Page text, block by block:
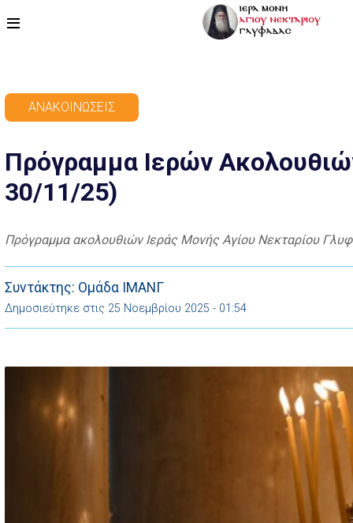
ΒΙΝΤΕΟ
ΕΠΙΚΟΙΝΩΝΙΑ
ΑΝΑΚΟΙΝΏΣΕΙΣ
Πρόγραμμα Ιερών
30/11/25)
Πρόγραμμα ακολουθιών Ιεράς Μονής Αγίου Νεκταρίου
Συντάκτης: Ομάδα ΙΜΑΝΓ
Δημοσιεύτηκε στις 25 Νοεμβρίου 2025 - 01:54